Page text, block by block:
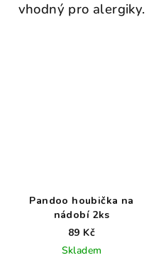
vhodný pro alergiky.
Pandoo houbička na
nádobí 2ks
89 Kč
Skladem